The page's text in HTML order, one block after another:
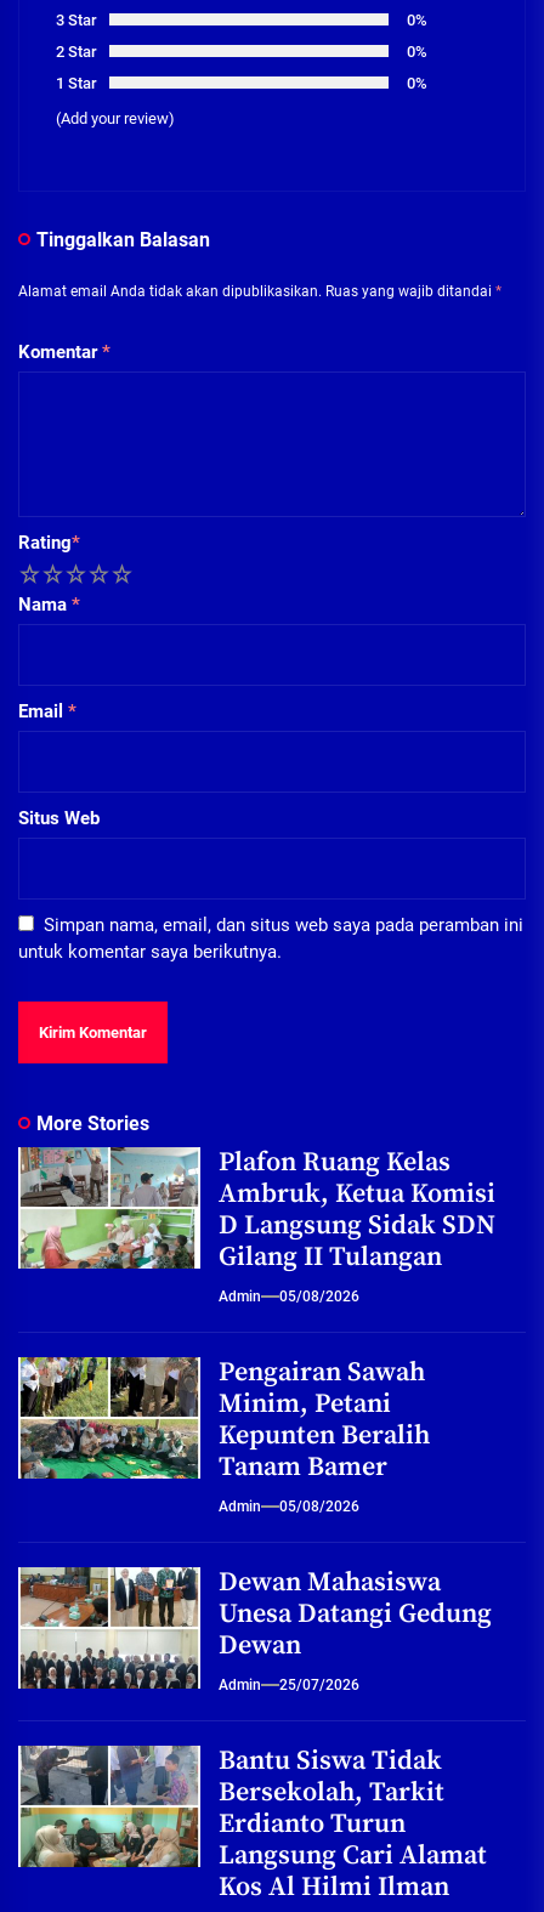
3 Star
0%
2 Star
0%
1 Star
0%
(Add your review)
Tinggalkan Balasan
Alamat email Anda tidak akan dipublikasikan. Ruas yang wajib ditandai *
Komentar*
Rating*
5
4
3
2
Nama *
Email *
Situs Web
Simpan nama, email, dan situs web saya pada peramban ini
untuk komentar saya berikutnya.
More Stories
Plafon Ruang Kelas
Ambruk, Ketua Komisi
D Langsung Sidak SDN
Gilang II Tulangan
Admin 05/08/2026
Pengairan Sawah
Minim, Petani
Kepunten Beralih
Tanam Bamer
Admin 05/08/2026
Dewan Mahasiswa
Unesa Datangi Gedung
Dewan
Admin 25/07/2026
Bantu Siswa Tidak
Bersekolah, Tarkit
Erdianto Turun
Langsung Cari Alamat
Kos Al Hilmi Ilman